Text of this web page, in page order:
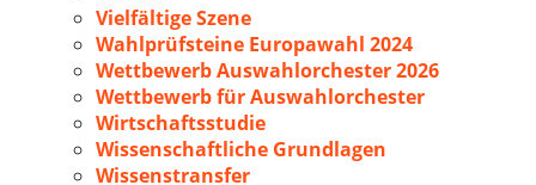
Vielfältige Szene
Wahlprüfsteine Europawahl 2024
Wettbewerb Auswahlorchester 2026
Wettbewerb für Auswahlorchester
Wirtschaftsstudie
Wissenschaftliche Grundlagen
Wissenstransfer